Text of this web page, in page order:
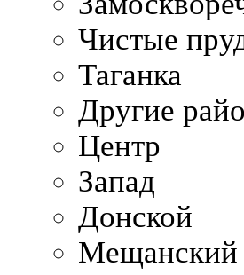
Чистые
Таганка
Другие
Центр
Запад
Донской
Мещанский